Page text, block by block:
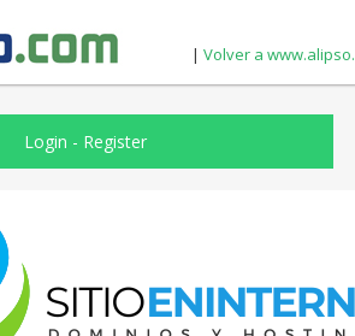
| Volver a
Login - Register